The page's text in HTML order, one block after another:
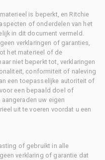
is beperkt, en Ritchie
of onderdelen van het
in dit document vermeld.
verklaringen of garanties,
het materieel of de
niet beperkt tot, verklaringen
conformiteit of naleving
een toepasselijke autoriteit of
een bepaald doel of
uw eigen
uit te voeren voordat u een
of gebruikt in alle
verklaring of garantie dat